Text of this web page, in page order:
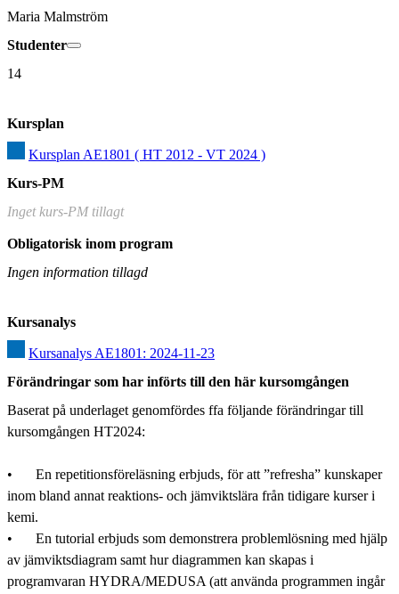
Maria Malmström
Studenter
14
Kursplan
Kursplan AE1801 ( HT 2012 - VT 2024 )
Kurs-PM
Inget kurs-PM tillagt
Obligatorisk inom program
Ingen information tillagd
Kursanalys
Kursanalys AE1801: 2024-11-23
Förändringar som har införts till den här kursomgången
Baserat på underlaget genomfördes ffa följande förändringar till
kursomgången HT2024:
•	En repetitionsföreläsning erbjuds, för att ”refresha” kunskaper
inom bland annat reaktions- och jämviktslära från tidigare kurser i
kemi.
•	En tutorial erbjuds som demonstrera problemlösning med hjälp
av jämviktsdiagram samt hur diagrammen kan skapas i
programvaran HYDRA/MEDUSA (att använda programmen ingår